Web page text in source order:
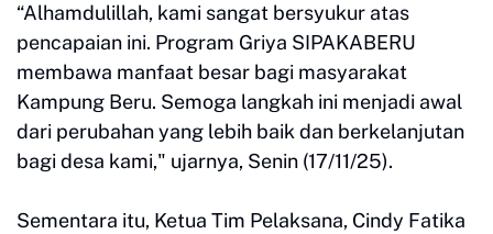
“Alhamdulillah, kami sangat bersyukur atas
pencapaian ini. Program Griya SIPAKABERU
membawa manfaat besar bagi masyarakat
Kampung Beru. Semoga langkah ini menjadi awal
dari perubahan yang lebih baik dan berkelanjutan
bagi desa kami," ujarnya, Senin (17/11/25).
Sementara itu, Ketua Tim Pelaksana, Cindy Fatika